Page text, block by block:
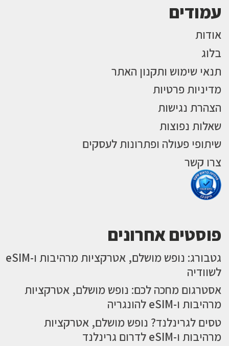
עמודים
אודות
בלוג
תנאי שימוש ותקנון האתר
מדיניות פרטיות
הצהרת נגישות
שאלות נפוצות
שיתופי פעולה ופתרונות לעסקים
צרו קשר
פוסטים אחרונים
גטבורג: נופש מושלם, אטרקציות מרהיבות ו-eSIM
לשוודיה
אסטרגום מחכה לכם: נופש מושלם, אטרקציות
מרהיבות ו-eSIM להונגריה
טסים לגרינלנד? נופש מושלם, אטרקציות
מרהיבות ו-eSIM לדרום גרינלנד